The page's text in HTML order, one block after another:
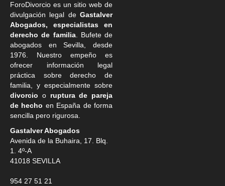
ForoDivorcio es un sitio web de
divulgación legal de Gastalver
Abogados, especialistas en
derecho de familia. Bufete de
abogados en Sevilla, desde
1976. Nuestro empeño es
ofrecer información legal
práctica sobre derecho de
familia, y especialmente sobre
divorcio o ruptura de pareja
de hecho en España de forma
sencilla pero rigurosa.
Gastalver Abogados
Avenida de la Buhaira, 17. Blq.
1. 4º-A
41018 SEVILLA
954 27 51 21